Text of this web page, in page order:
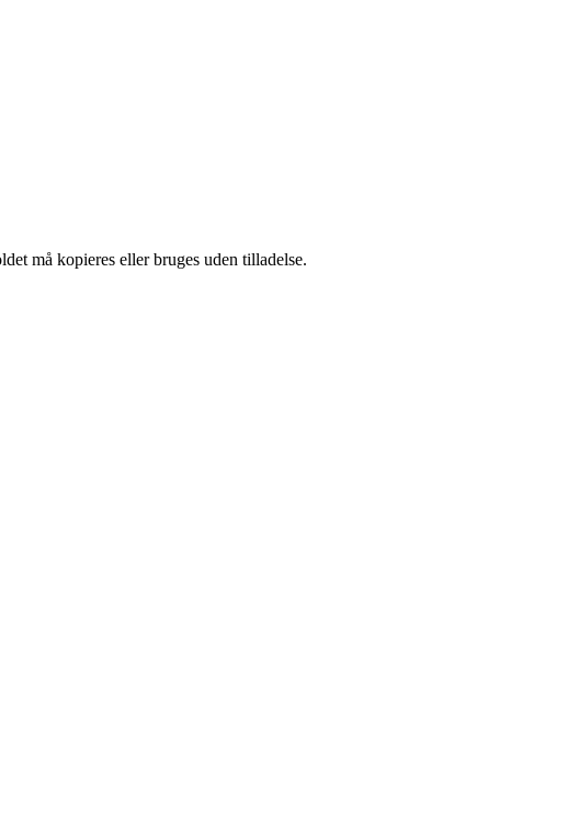
må kopieres eller bruges uden tilladelse.